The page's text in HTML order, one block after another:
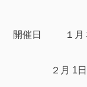
開催日 １月３
２月 1日(土